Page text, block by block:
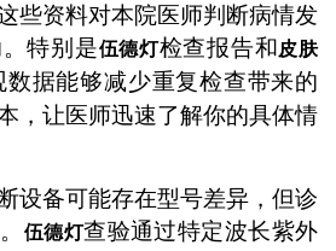
些资料对本院医师判断病情发
特别是伍德灯检查报告和皮肤
据能够减少重复检查带来的
，让医师迅速了解你的具体情
设备可能存在型号差异，但诊
伍德灯查验通过特定波长紫外